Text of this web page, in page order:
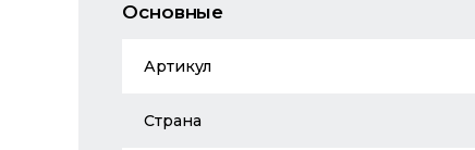
Основные
Артикул
Страна